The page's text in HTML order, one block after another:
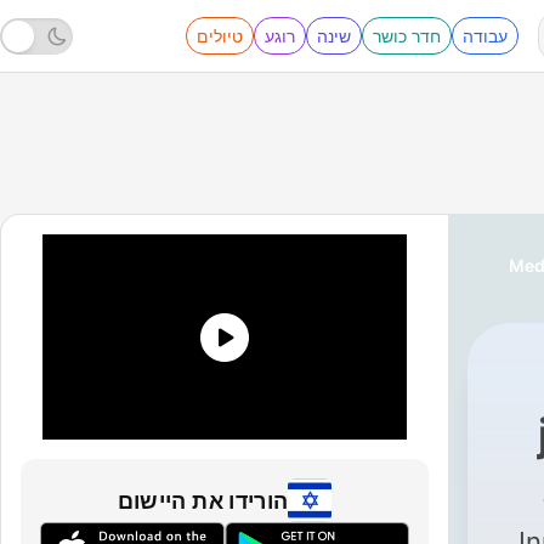
עבודה חדר כושר שינה רוגע טיולים
הורידו את היישום